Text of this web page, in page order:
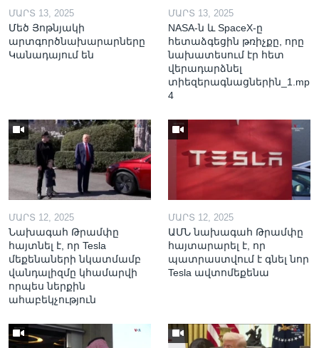
ՄԱՐՏ 13, 2025
Մեծ Յոթնյակի
արտգործնախարարները
Կանադայում են
ՄԱՐՏ 13, 2025
NASA-ն և SpaceX-ը
հետաձգեցին թռիչքը, որը
նախատեսում էր հետ
վերադարձնել
տիեզերագնացներին_1.mp
4
ՄԱՐՏ 12, 2025
Նախագահ Թրամփը
հայտնել է, որ Tesla
մեքենաների նկատմամբ
վանդալիզմը կհամարվի
որպես ներքին
ահաբեկչություն
ՄԱՐՏ 12, 2025
ԱՄՆ նախագահ Թրամփը
հայտարարել է, որ
պատրաստվում է գնել նոր
Tesla ավտոմեքենա